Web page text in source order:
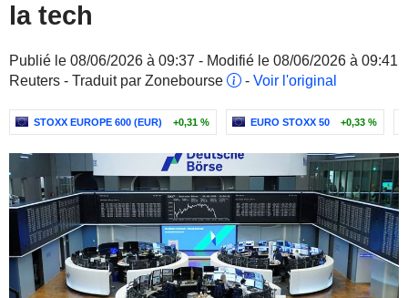
la tech
Publié le 08/06/2026 à 09:37 - Modifié le 08/06/2026 à 09:41
Reuters - Traduit par Zonebourse
- Voir l'original
STOXX EUROPE 600 (EUR) +0,31 % EURO STOXX 50 +0,33 %